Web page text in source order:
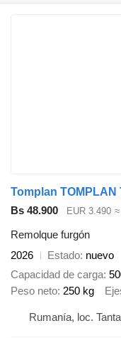
Bs 48.900 EUR 3.490
Remolque furgón
2026
Estado nuevo
Capacidad de carga
Peso neto 250 kg
Rumanía, loc.